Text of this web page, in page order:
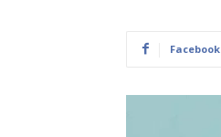
Facebook